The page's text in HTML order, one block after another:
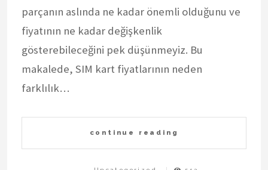
parçanın aslında ne kadar önemli olduğunu ve
fiyatının ne kadar değişkenlik
gösterebileceğini pek düşünmeyiz. Bu
makalede, SIM kart fiyatlarının neden
farklılık…
continue reading